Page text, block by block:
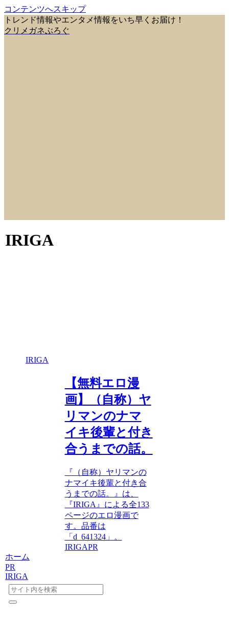
コンテンツへスキップ
トレンド情報やエンタメ情報をいち早くお届け！
クリメガネぶろぐ
IRIGA
IRIGA
【無料エロ漫
画】（自称）ヤ
リマンのナマ
イキ後輩と付き
合うまでの話。
『（自称）ヤリマンの
ナマイキ後輩と付き合
うまでの話。』は、
『IRIGA』による全133
ページのエロ漫画で
す。品番は
「d_641324」。
IRIGAPR
ホーム
PR
IRIGA